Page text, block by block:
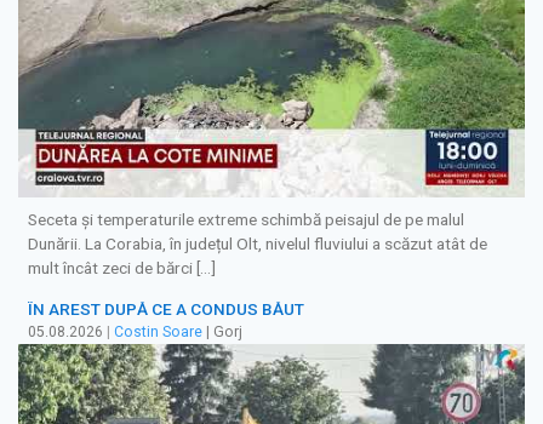
Seceta și temperaturile extreme schimbă peisajul de pe malul
Dunării. La Corabia, în județul Olt, nivelul fluviului a scăzut atât de
mult încât zeci de bărci […]
ÎN AREST DUPĂ CE A CONDUS BĂUT
05.08.2026 Costin Soare | Gorj